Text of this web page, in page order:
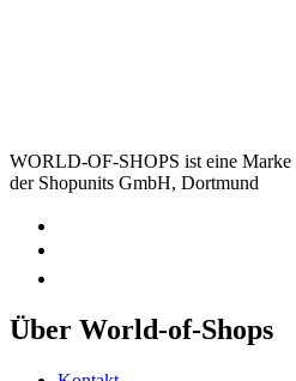
WORLD-OF-SHOPS ist eine Marke
der Shopunits GmbH, Dortmund
Über World-of-Shops